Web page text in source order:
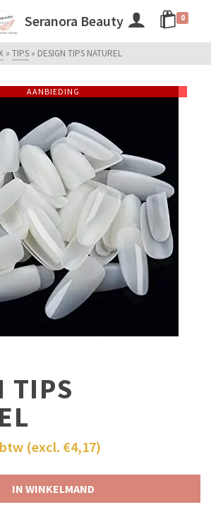
Seranora Beauty 0
» TIPS » DESIGN TIPS NATUREL
AANBIEDING
TIPS
(excl. €4,17)
IN WINKELMAND